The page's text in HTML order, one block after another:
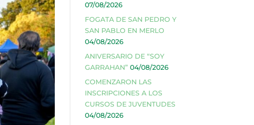
07/08/2026
FOGATA DE SAN PEDRO Y
SAN PABLO EN MERLO
04/08/2026
ANIVERSARIO DE “SOY
GARRAHAN” 04/08/2026
COMENZARON LAS
INSCRIPCIONES A LOS
CURSOS DE JUVENTUDES
04/08/2026